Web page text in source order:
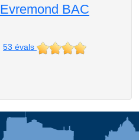
Evremond BAC
53 évals